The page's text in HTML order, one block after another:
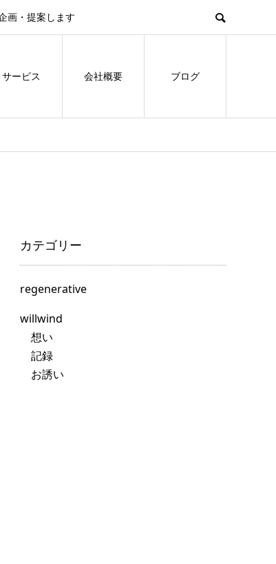
画・提案します
サービス 会社概要 ブログ
カテゴリー
regenerative
willwind
想い
記録
お誘い